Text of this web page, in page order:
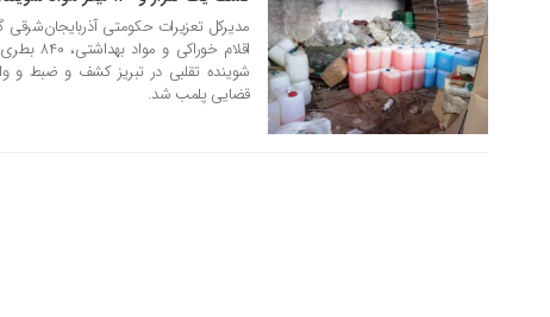
13 خرداد 1405
مدیرکل تعزیرات حکومتی
شوینده تقلبی در تبریز کشف و ضبط و
قضایی پلمب شد.